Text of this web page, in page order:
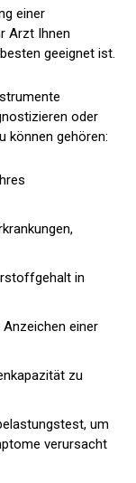
einer
Arzt Ihnen
geeignet ist.
oder
können gehören:
in
einer
zu
um
verursacht